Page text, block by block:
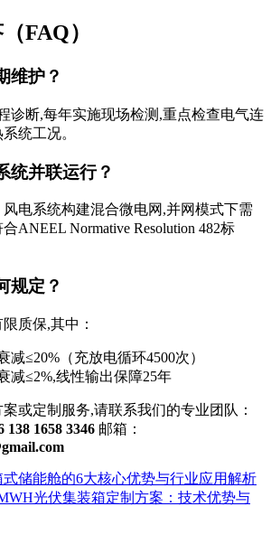
FAQ）
维护？
诊断,每年实施现场检测,重点检查电气连
统工况。
统并联运行？
电系统构建混合微电网,并网模式下需
ANEEL Normative Resolution 482标
规定？
质保,其中：
减≤20%（充放电循环4500次）
减≤2%,线性输出保障25年
或定制服务,请联系我们的专业团队：
138 1658 3346 邮箱：
储能舱的6大核心优势与行业应用解析
光伏集装箱定制方案：技术优势与